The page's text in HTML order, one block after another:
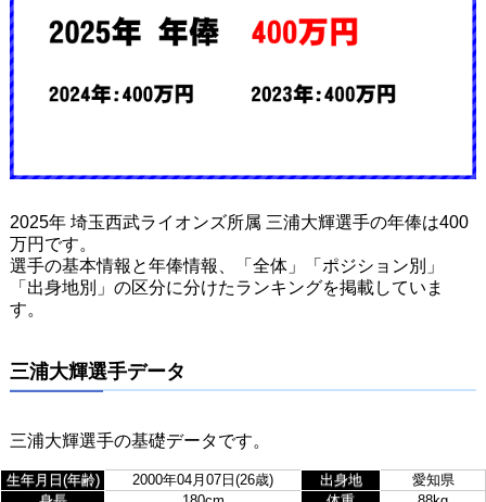
2025年 埼玉西武ライオンズ所属 三浦大輝選手の年俸は400
万円です。
選手の基本情報と年俸情報、「全体」「ポジション別」
「出身地別」の区分に分けたランキングを掲載していま
す。
三浦大輝選手データ
三浦大輝選手の基礎データです。
生年月日(年齢) 2000年04月07日(26歳) 出身地
愛知県